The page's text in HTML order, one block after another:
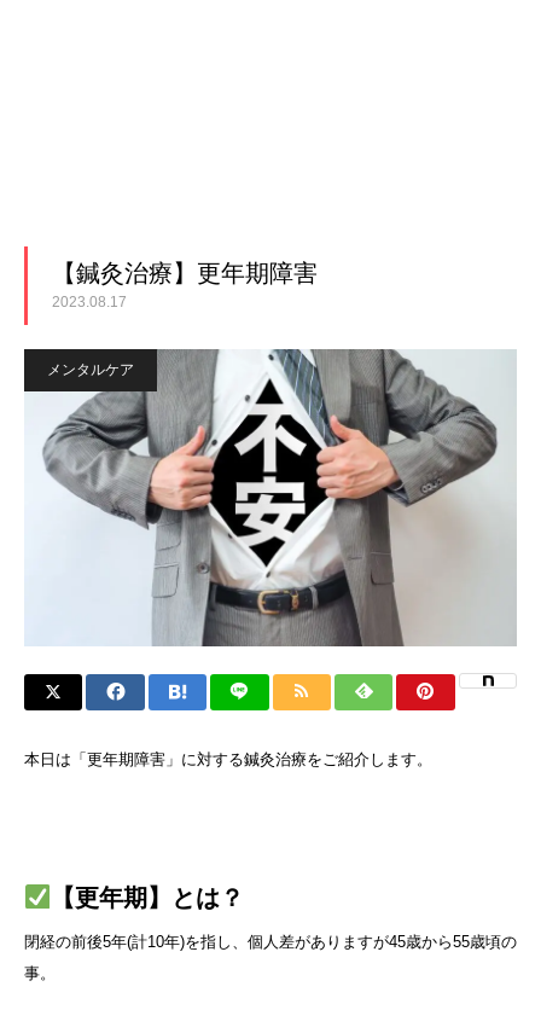
【鍼灸治療】更年期障害
2023.08.17
メンタルケア
本日は「更年期障害」に対する鍼灸治療をご紹介します。
【更年期】とは？
閉経の前後5年(計10年)を指し、個人差がありますが45歳から55歳頃の
事。